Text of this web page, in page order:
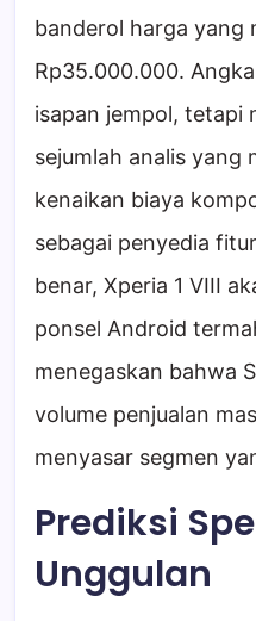
banderol harga yang
Rp35.000.000.
isapan jempol, tetapi
sejumlah analis yang
kenaikan biaya
sebagai penyedia
benar, Xperia 1 VIII
ponsel Android
menegaskan bahwa
volume penjualan
menyasar segmen
Prediksi
Unggulan